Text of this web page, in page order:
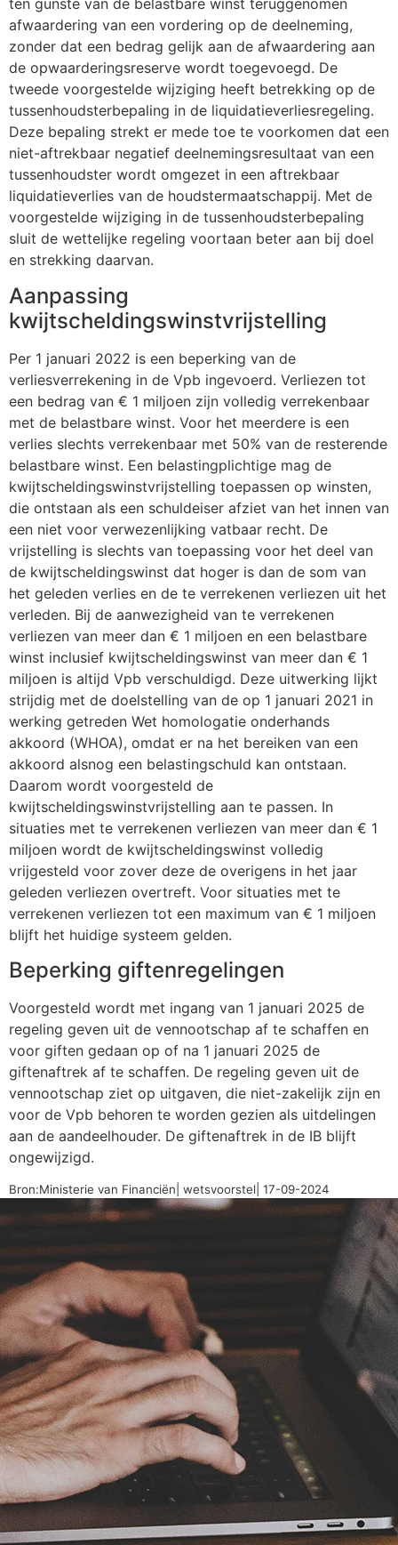
ten gunste van de belastbare winst teruggenomen
afwaardering van een vordering op de deelneming,
zonder dat een bedrag gelijk aan de afwaardering aan
de opwaarderingsreserve wordt toegevoegd. De
tweede voorgestelde wijziging heeft betrekking op de
tussenhoudsterbepaling in de liquidatieverliesregeling.
Deze bepaling strekt er mede toe te voorkomen dat een
niet-aftrekbaar negatief deelnemingsresultaat van een
tussenhoudster wordt omgezet in een aftrekbaar
liquidatieverlies van de houdstermaatschappij. Met de
voorgestelde wijziging in de tussenhoudsterbepaling
sluit de wettelijke regeling voortaan beter aan bij doel
en strekking daarvan.
Aanpassing
kwijtscheldingswinstvrijstelling
Per 1 januari 2022 is een beperking van de
verliesverrekening in de Vpb ingevoerd. Verliezen tot
een bedrag van € 1 miljoen zijn volledig verrekenbaar
met de belastbare winst. Voor het meerdere is een
verlies slechts verrekenbaar met 50% van de resterende
belastbare winst. Een belastingplichtige mag de
kwijtscheldingswinstvrijstelling toepassen op winsten,
die ontstaan als een schuldeiser afziet van het innen van
een niet voor verwezenlijking vatbaar recht. De
vrijstelling is slechts van toepassing voor het deel van
de kwijtscheldingswinst dat hoger is dan de som van
het geleden verlies en de te verrekenen verliezen uit het
verleden. Bij de aanwezigheid van te verrekenen
verliezen van meer dan € 1 miljoen en een belastbare
winst inclusief kwijtscheldingswinst van meer dan € 1
miljoen is altijd Vpb verschuldigd. Deze uitwerking lijkt
strijdig met de doelstelling van de op 1 januari 2021 in
werking getreden Wet homologatie onderhands
akkoord (WHOA), omdat er na het bereiken van een
akkoord alsnog een belastingschuld kan ontstaan.
Daarom wordt voorgesteld de
kwijtscheldingswinstvrijstelling aan te passen. In
situaties met te verrekenen verliezen van meer dan € 1
miljoen wordt de kwijtscheldingswinst volledig
vrijgesteld voor zover deze de overigens in het jaar
geleden verliezen overtreft. Voor situaties met te
verrekenen verliezen tot een maximum van € 1 miljoen
blijft het huidige systeem gelden.
Beperking giftenregelingen
Voorgesteld wordt met ingang van 1 januari 2025 de
regeling geven uit de vennootschap af te schaffen en
voor giften gedaan op of na 1 januari 2025 de
giftenaftrek af te schaffen. De regeling geven uit de
vennootschap ziet op uitgaven, die niet-zakelijk zijn en
voor de Vpb behoren te worden gezien als uitdelingen
aan de aandeelhouder. De giftenaftrek in de IB blijft
ongewijzigd.
Bron:Ministerie van Financiën| wetsvoorstel| 17-09-2024